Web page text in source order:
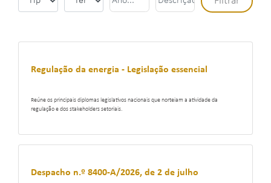
Regulação da energia - Legislação essencial
Reúne os principais diplomas legislativos nacionais que norteiam a atividade da
regulação e dos stakeholders setoriais.
Despacho n.º 8400-A/2026, de 2 de julho